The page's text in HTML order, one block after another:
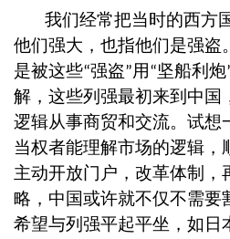
我们经常把当时的西方
他们强大，也指他们是强盗
是被这些“强盗”用 “坚船利炮
解，这些列强最初来到中国
逻辑从事商贸和交流。试想
当权者能理解市场的逻辑，
主动开放门户，改革体制，
略，中国或许就不仅不需要
希望与列强平起平坐，如日